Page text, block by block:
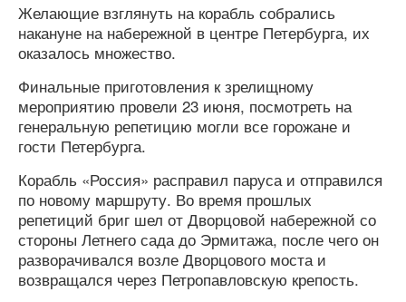
Желающие взглянуть на корабль собрались
накануне на набережной в центре Петербурга, их
оказалось множество.
Финальные приготовления к зрелищному
мероприятию провели 23 июня, посмотреть на
генеральную репетицию могли все горожане и
гости Петербурга.
Корабль «Россия» расправил паруса и отправился
по новому маршруту. Во время прошлых
репетиций бриг шел от Дворцовой набережной со
стороны Летнего сада до Эрмитажа, после чего он
разворачивался возле Дворцового моста и
возвращался через Петропавловскую крепость.